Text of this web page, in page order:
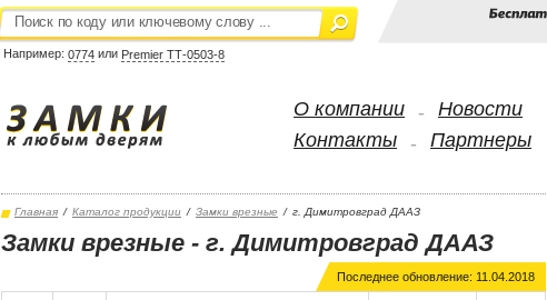
Например: 0774 или Premier ТТ-0503-8
О компании -
Новости
Контакты
- Партнеры
Главная / Каталог продукции / Замки врезные / г. Димитровград ДААЗ
Замки врезные - г. Димитровград ДААЗ
Последнее обновление: 11.04.2018